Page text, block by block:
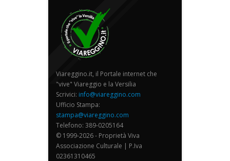
Viareggino.it, il Portale internet che
"vive" Viareggio e la Versilia
Scrivici: info@viareggino.com
Ufficio Stampa:
stampa@viareggino.com
Telefono: 389-0205164
© 1999-2026 - Proprietà Viva
Associazione Culturale | P.Iva
02361310465